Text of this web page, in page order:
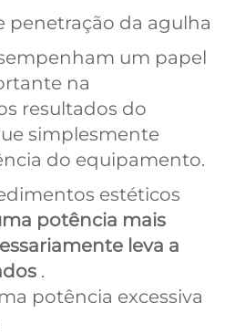
penetração da agulha
um papel
na
resultados do
simplesmente
do equipamento.
estéticos
potência mais
leva a
.
potência excessiva